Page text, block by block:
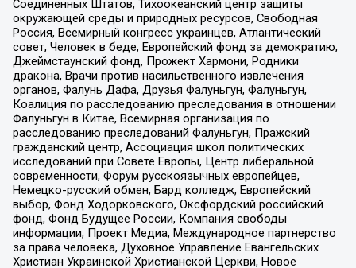
Соединенных Штатов, Тихоокеанский центр защиты
окружающей среды и природных ресурсов, Свободная
Россия, Всемирный конгресс украинцев, Атлантический
совет, Человек в беде, Европейский фонд за демократию,
Джеймстаунский фонд, Прожект Хармони, Родники
дракона, Врачи против насильственного извлечения
органов, Фалунь Дафа, Друзья Фалуньгун, Фалуньгун,
Коалиция по расследованию преследования в отношении
Фалуньгун в Китае, Всемирная организация по
расследованию преследований Фалуньгун, Пражский
гражданский центр, Ассоциация школ политических
исследований при Совете Европы, Центр либеральной
современности, Форум русскоязычных европейцев,
Немецко-русский обмен, Бард колледж, Европейский
выбор, Фонд Ходорковского, Оксфордский российский
фонд, Фонд Будущее России, Компания свободы
информации, Проект Медиа, Международное партнерство
за права человека, Духовное Управление Евангельских
Христиан Украинской Христианской Церкви, Новое